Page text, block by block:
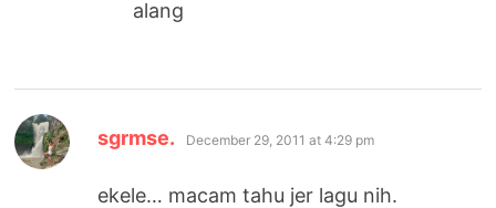
alang
sgrmse. says:
December 29, 2011 at 4:29 pm
ekele… macam tahu jer lagu nih.